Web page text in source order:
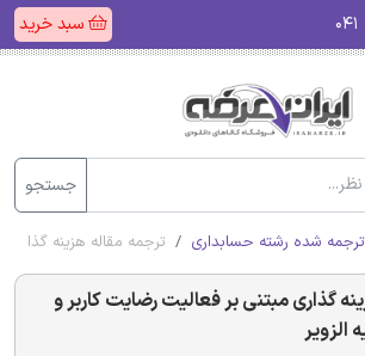
سبد خرید
جستجو
ترجمه شده رشته حسابداری ترجمه مقاله هزینه
گذاری مبتنی بر فعالیت رضایت کاربر و